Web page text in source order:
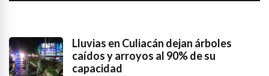
Lluvias en Culiacán dejan árboles
caídos y arroyos al 90% de su
capacidad